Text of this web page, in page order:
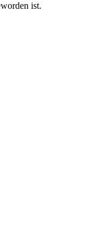
ist.